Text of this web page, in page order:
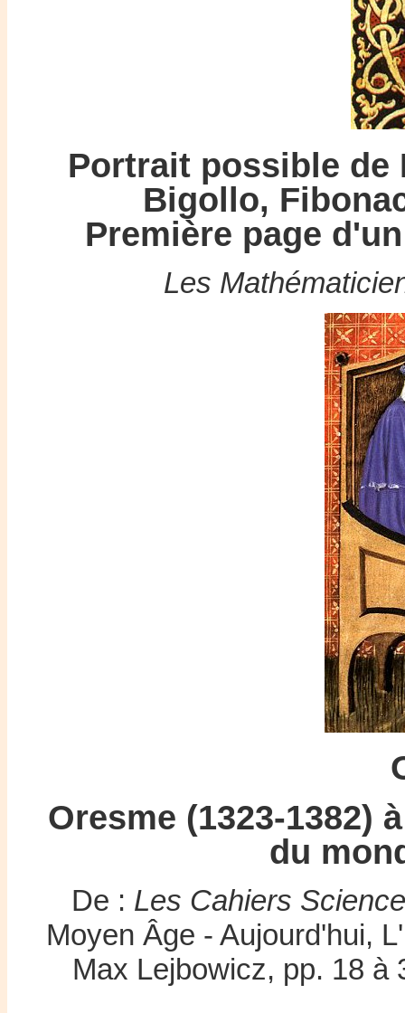
Portrait possible de
Bigollo,
Première page
Les
Oresme (1323-1382)
du
De : Les Cahiers
Moyen Âge - Aujourd'hui,
Max Lejbowicz, pp. 18 à